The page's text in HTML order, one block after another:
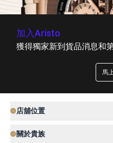
加入Aristo
獲得獨家新到貨品消息和
馬
店舖位置
關於貴族